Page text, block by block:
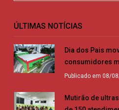
ÚLTIMAS NOTÍCIAS
Dia dos Pais
consumidores
Publicado em 08/
Mutirão de